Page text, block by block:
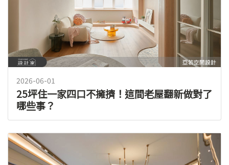
2026-06-01
25坪住一家四口不擁擠！這間老屋翻新做對了
哪些事？